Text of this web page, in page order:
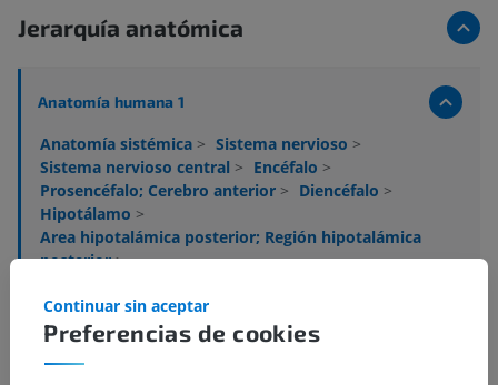
Jerarquía anatómica
Anatomía humana 1
Anatomía sistémica > Sistema nervioso >
Sistema nervioso central > Encéfalo >
Prosencéfalo; Cerebro anterior > Diencéfalo >
Hipotálamo >
Area hipotalámica posterior; Región hipotalámica
posterior>
Estructuras subyacentes:No hay estructuras
Preferencias de cookies
Continuar sin aceptar